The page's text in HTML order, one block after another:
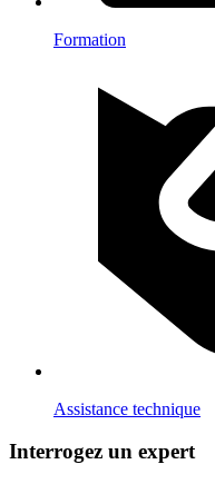
Formation
Assistance technique
Interrogez un expert